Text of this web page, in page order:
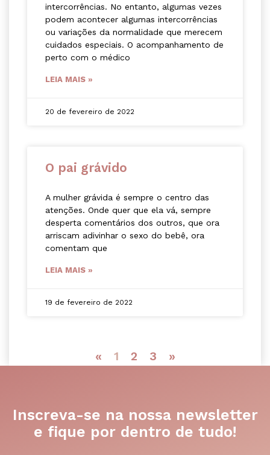
intercorrências. No entanto, algumas vezes
podem acontecer algumas intercorrências
ou variações da normalidade que merecem
cuidados especiais. O acompanhamento de
perto com o médico
LEIA MAIS »
20 de fevereiro de 2022
O pai grávido
A mulher grávida é sempre o centro das
atenções. Onde quer que ela vá, sempre
desperta comentários dos outros, que ora
arriscam adivinhar o sexo do bebê, ora
comentam que
LEIA MAIS »
19 de fevereiro de 2022
« 1 2 3 »
Inscreva-se na nossa newsletter
e fique por dentro de tudo!